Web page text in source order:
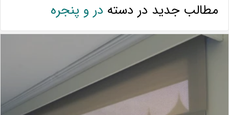
مطالب جدید در دستهدر و پنجره